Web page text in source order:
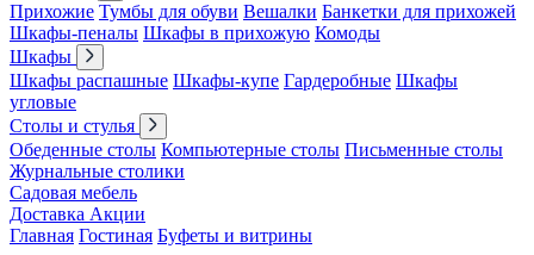
Прихожие Тумбы для обуви Вешалки Банкетки для прихожей
Шкафы-пеналы Шкафы в прихожую Комоды
Шкафы
Шкафы распашные Шкафы-купе Гардеробные Шкафы
угловые
Столы и стулья
Обеденные столы Компьютерные столы Письменные столы
Журнальные столики
Садовая мебель
Доставка Акции
Главная Гостиная Буфеты и витрины